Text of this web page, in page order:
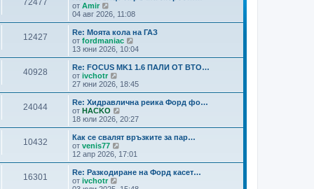
е
н
и
е
е
н
и
н
и
н
е
72477
от Amir
и
ж
п
о
с
е
д
н
и
е
м
н
е
н
и
я
04 авг 2026, 11:08
12427
Re: Моята кола на ГАЗ
от fordmaniac
и
ж
п
с
д
н
и
е
н
е
н
13 юни 2026, 10:04
40928
Re: FOCUS MK1 1.6 ПАЛИ ОТ ВТО…
от ivchotr
и
ж
п
о
с
д
н
и
е
27 юни 2026, 18:45
24044
Re: Хидравлична реика Форд фо…
от HACKO
и
ж
п
с
д
н
18 юли 2026, 20:27
10432
Как се свалят връзките за пар…
от venis77
и
ж
п
о
с
12 апр 2026, 17:01
16301
Re: Разкодиране на Форд касет…
от ivchotr